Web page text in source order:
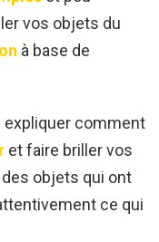
vos objets du
à base de
expliquer comment
et faire briller vos
objets qui ont
ce qui